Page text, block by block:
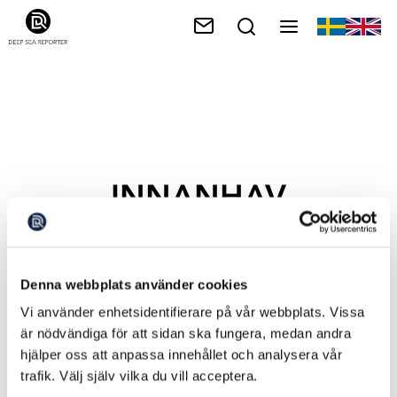
Denna webbplats använder cookies
Vi använder enhetsidentifierare på vår webbplats. Vissa
är nödvändiga för att sidan ska fungera, medan andra
hjälper oss att anpassa innehållet och analysera vår
trafik. Välj själv vilka du vill acceptera.
INNANHAV